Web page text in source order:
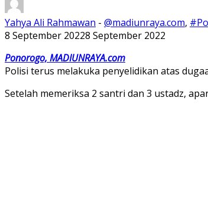
Yahya Ali Rahmawan - @madiunraya.com,
8 September 20228 September 2022
Ponorogo, MADIUNRAYA.com
Polisi terus melakuka penyelidikan atas
Setelah memeriksa 2 santri dan 3 ustadz,